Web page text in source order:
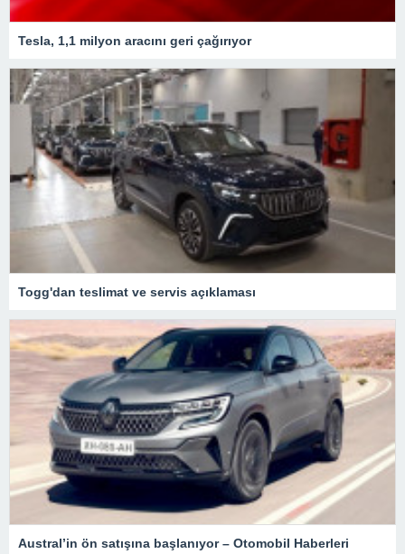
Tesla, 1,1 milyon aracını geri çağırıyor
Togg'dan teslimat ve servis açıklaması
Austral’in ön satışına başlanıyor – Otomobil Haberleri